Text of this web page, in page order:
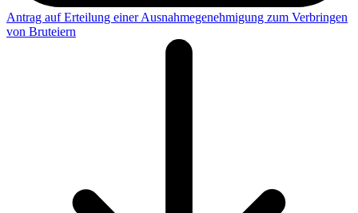
Antrag auf Erteilung einer Ausnahmegenehmigung zum Verbringen
von Bruteiern